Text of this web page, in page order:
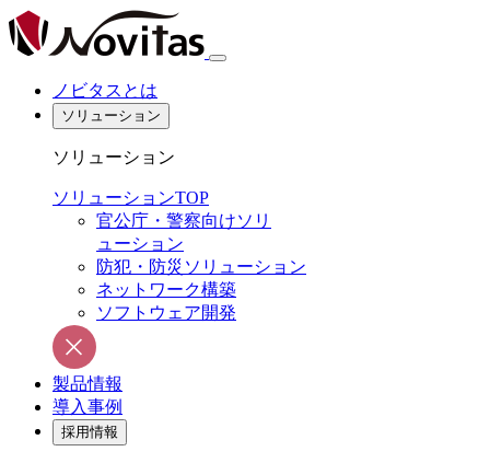
ノビタスとは
ソリューション
ソリューション
ソリューションTOP
官公庁・警察向けソリ
ューション
防犯・防災ソリューション
ネットワーク構築
ソフトウェア開発
製品情報
導入事例
採用情報